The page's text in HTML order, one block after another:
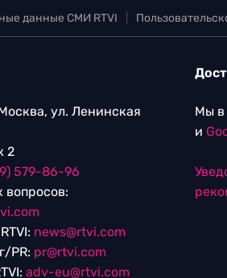
данные СМИ RTVI
ул. Ленинская
2
579-86-96
вопросов:
news@rtvi.com
PR: pr@rtvi.com
adv-eu@rtvi.com
Мы в
и